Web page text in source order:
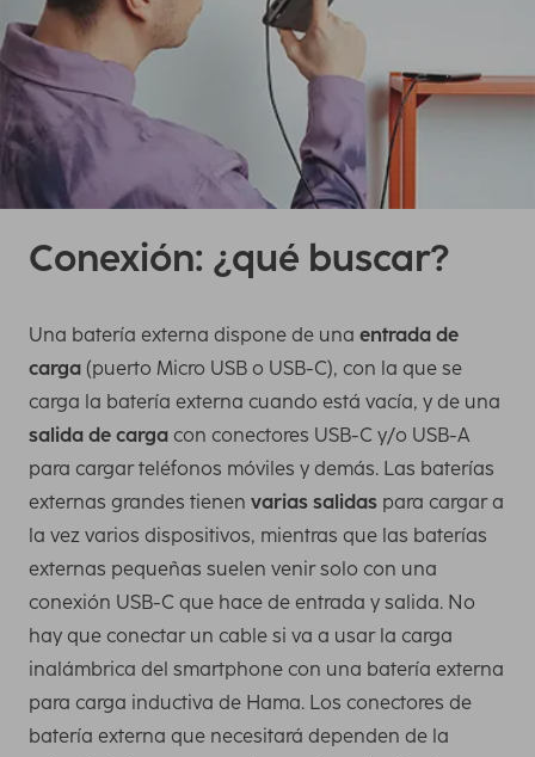
Conexión: ¿qué buscar?
Una batería externa dispone de una entrada de
carga (puerto Micro USB o USB-C), con la que se
carga la batería externa cuando está vacía, y de una
salida de carga con conectores USB-C y/o USB-A
para cargar teléfonos móviles y demás. Las baterías
externas grandes tienen varias salidas para cargar a
la vez varios dispositivos, mientras que las baterías
externas pequeñas suelen venir solo con una
conexión USB-C que hace de entrada y salida. No
hay que conectar un cable si va a usar la carga
inalámbrica del smartphone con una batería externa
para carga inductiva de Hama. Los conectores de
batería externa que necesitará dependen de la